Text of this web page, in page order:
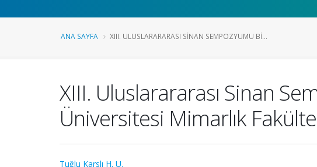
ANA SAYFA XIII. ULUSLARARARASI SINAN SEMPOZYUMU BI...
XIII. Uluslarararası Sinan
Üniversitesi Mimarlık
Tuğlu Karslı H. U.